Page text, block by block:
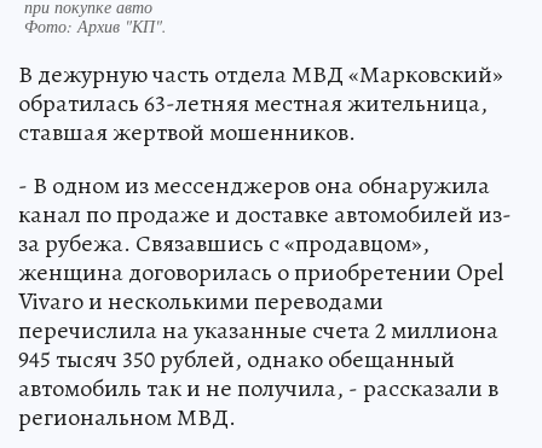
при покупке авто
Фото: Архив "КП".
В дежурную часть отдела МВД «Марковский»
обратилась 63-летняя местная жительница,
ставшая жертвой мошенников.
- В одном из мессенджеров она обнаружила
канал по продаже и доставке автомобилей из-
за рубежа. Связавшись с «продавцом»,
женщина договорилась о приобретении Opel
Vivaro и несколькими переводами
перечислила на указанные счета 2 миллиона
945 тысяч 350 рублей, однако обещанный
автомобиль так и не получила, - рассказали в
региональном МВД.